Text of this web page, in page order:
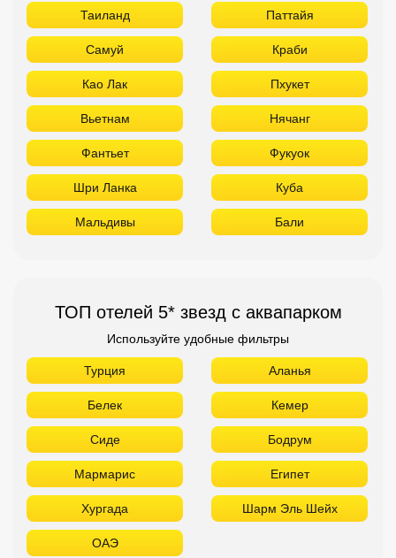
Таиланд Паттайя
Самуй Краби
Као Лак Пхукет
Вьетнам Нячанг
Фантьет Фукуок
Шри Ланка Куба
Мальдивы Бали
ТОП отелей 5* звезд с аквапарком
Используйте удобные фильтры
Турция Аланья
Белек Кемер
Сиде Бодрум
Мармарис Египет
Хургада Шарм Эль Шейх
ОАЭ